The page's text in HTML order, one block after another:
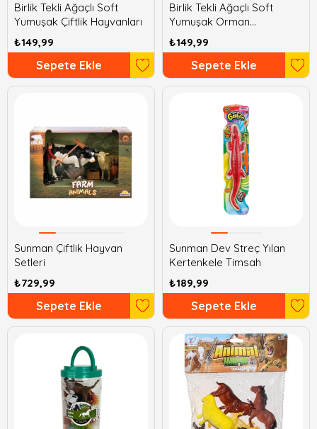
Birlik Tekli Ağaçlı Soft
Yumuşak Çiftlik Hayvanları
₺149,99
Sepete Ekle
Birlik Tekli Ağaçlı Soft
Yumuşak Orman
Hayvanları
₺149,99
Sepete Ekle
Sunman Çiftlik Hayvan
Setleri
₺729,99
Sepete Ekle
Sunman Dev Streç Yılan
Kertenkele Timsah
₺189,99
Sepete Ekle